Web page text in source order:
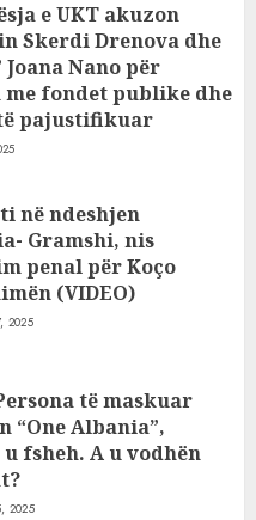
e UKT akuzon
Skerdi Drenova dhe
Joana Nano për
me fondet publike dhe
pajustifikuar
në ndeshjen
Gramshi, nis
penal për Koço
(VIDEO)
2025
të maskuar
“One Albania”,
fsheh. A u vodhën
2025